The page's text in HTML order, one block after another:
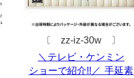
〔 zz-iz-30w 〕
＼テレビ・ケンミン
ショーで紹介!!／ 手延素